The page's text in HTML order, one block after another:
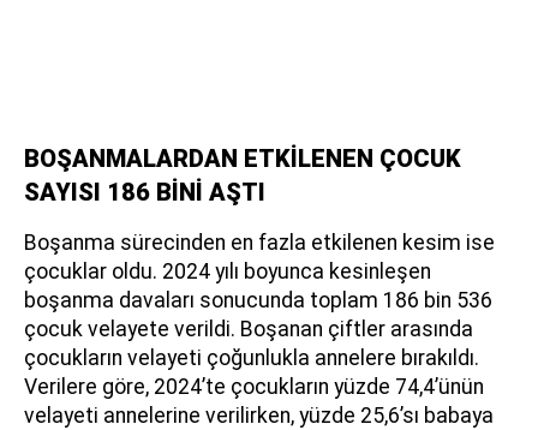
BOŞANMALARDAN ETKİLENEN ÇOCUK
SAYISI 186 BİNİ AŞTI
Boşanma sürecinden en fazla etkilenen kesim ise
çocuklar oldu. 2024 yılı boyunca kesinleşen
boşanma davaları sonucunda toplam 186 bin 536
çocuk velayete verildi. Boşanan çiftler arasında
çocukların velayeti çoğunlukla annelere bırakıldı.
Verilere göre, 2024’te çocukların yüzde 74,4’ünün
velayeti annelerine verilirken, yüzde 25,6’sı babaya